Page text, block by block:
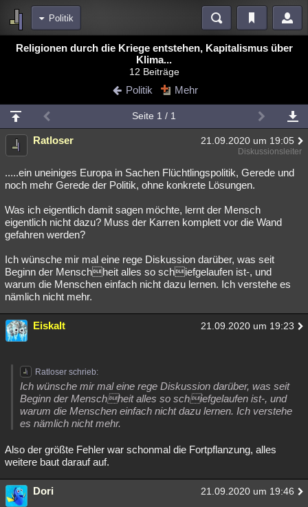
Politik
Bereiche
Blogs
Neuigkeiten
meine Rubriken
Menschen Wissenschaft Politik Mystery Kriminalfälle
Spiritualität
Natur Umfragen Unterhaltung
weitere Rubriken
Philosophie Träume Orte Esoterik Literatur
Astronomie Helpdesk Gruppen Gaming
Musik Clash Verbesserungen Allmystery English
Übersichten
Besucht Geschlossen
Religionen durch die Kriege entstehen, Kapitalismus über
Klima...
12 Beiträge
Politik Mehr
Seite 1 / 1
Ratloser 21.09.2020 um 19:05
Diskussionsleiter
.....ein uneiniges Europa in Sachen Flüchtlingspolitik, Gerede und
noch mehr Gerede der Politik, ohne konkrete Lösungen.
Was ich eigentlich damit sagen möchte, lernt der Mensch
eigentlich nicht dazu? Muss der Karren komplett vor die Wand
gefahren werden?
Ich wünsche mir mal eine rege Diskussion darüber, was seit
Beginn der Menschheit alles so schiefgelaufen ist-, und
warum die Menschen einfach nicht dazu lernen. Ich verstehe es
nämlich nicht mehr.
Eiskalt 21.09.2020 um 19:23
Ratloser schrieb:
Ich wünsche mir mal eine rege Diskussion darüber, was seit
Beginn der Menschheit alles so schiefgelaufen ist-, und
warum die Menschen einfach nicht dazu lernen. Ich verstehe
es nämlich nicht mehr.
Also der größte Fehler war schonmal die Fortpflanzung, alles
weitere baut darauf auf.
Dori 21.09.2020 um 19:46